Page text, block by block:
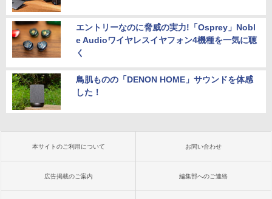
エントリーなのに脅威の実力!「Osprey」Nobl
e Audioワイヤレスイヤフォン4機種を一気に聴
く
鳥肌ものの「DENON HOME」サウンドを体感
した！
本サイトのご利用について お問い合わせ
広告掲載のご案内 編集部へのご連絡